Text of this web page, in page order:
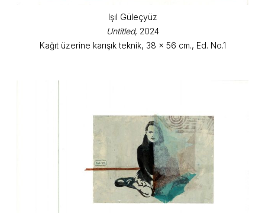
Işıl Güleçyüz
Untitled, 2024
Kağıt üzerine karışık teknik, 38 x 56 cm., Ed. No.1